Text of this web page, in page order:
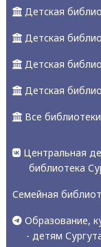
Детская
Детская
Детская
Детская
Все библиотеки
Центральная
библиотека
Семейная
Образование,
- детям